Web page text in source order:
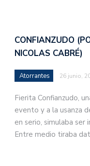
CONFIANZUDO
NICOLAS CABRÉ)
Atorrantes 26 junio,
Fierita Confianzudo,
evento y a la usanza
en serio, simulaba ser
Entre medio tiraba